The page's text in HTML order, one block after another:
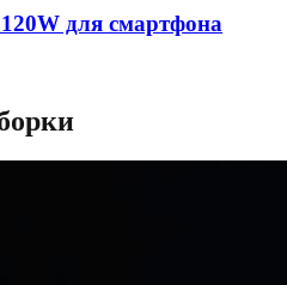
для смартфона